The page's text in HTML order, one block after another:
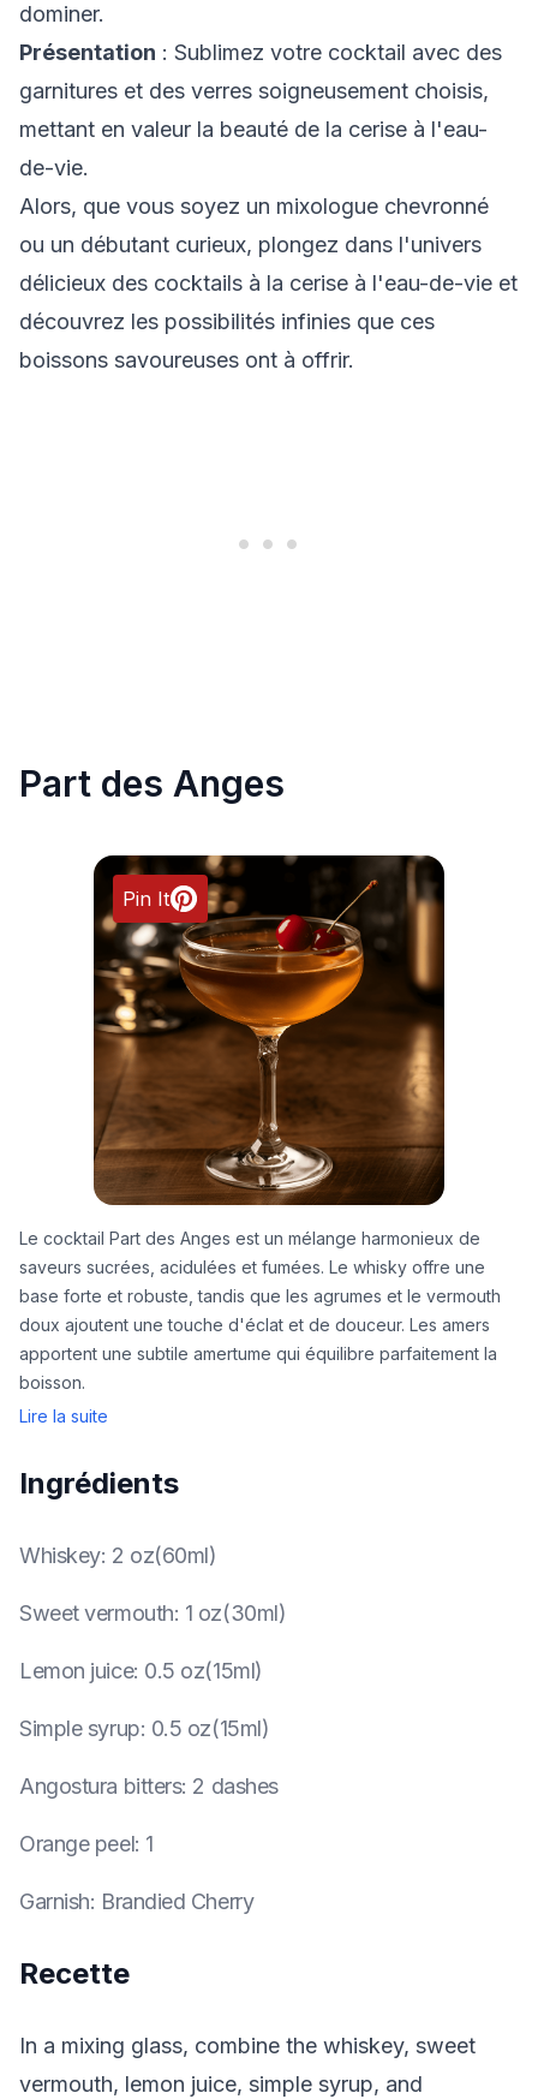
dominer.
Présentation : Sublimez votre cocktail avec des
garnitures et des verres soigneusement choisis,
mettant en valeur la beauté de la cerise à l'eau-
de-vie.
Alors, que vous soyez un mixologue chevronné
ou un débutant curieux, plongez dans l'univers
délicieux des cocktails à la cerise à l'eau-de-vie et
découvrez les possibilités infinies que ces
boissons savoureuses ont à offrir.
Part des Anges
Pin It
Le cocktail Part des Anges est un mélange harmonieux de
saveurs sucrées, acidulées et fumées. Le whisky offre une
base forte et robuste, tandis que les agrumes et le vermouth
doux ajoutent une touche d'éclat et de douceur. Les amers
apportent une subtile amertume qui équilibre parfaitement la
boisson.
Lire la suite
Ingrédients
Whiskey: 2 oz(60ml)
Sweet vermouth: 1 oz(30ml)
Lemon juice: 0.5 oz(15ml)
Simple syrup: 0.5 oz(15ml)
Angostura bitters: 2 dashes
Orange peel: 1
Garnish: Brandied Cherry
Recette
In a mixing glass, combine the whiskey, sweet
vermouth, lemon juice, simple syrup, and